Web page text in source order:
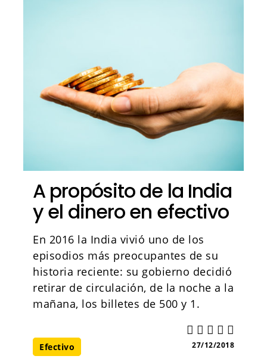
A propósito de la India
y el dinero en efectivo
En 2016 la India vivió uno de los
episodios más preocupantes de su
historia reciente: su gobierno decidió
retirar de circulación, de la noche a la
mañana, los billetes de 500 y 1.
Efectivo 27/12/2018